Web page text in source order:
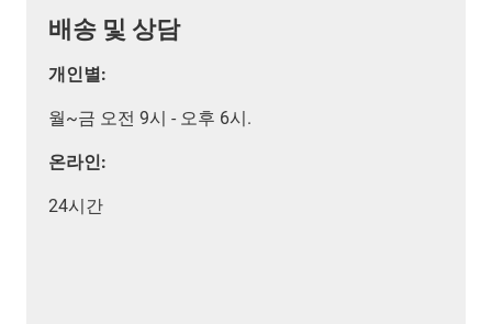
배송 및 상담
개인별:
월~금 오전 9시 - 오후 6시.
온라인:
24시간